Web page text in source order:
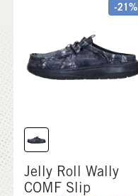
-21%
Jelly Roll Wally
COMF Slip